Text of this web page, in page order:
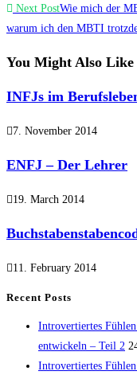
more
articles
Next PostWie mich der
warum ich den MBTI
You Might Also Like
INFJs im
7. November 2014
ENFJ – Der Lehrer
19. March 2014
11. February 2014
Recent Posts
Introvertiertes
entwickeln – Teil 2
Introvertiertes